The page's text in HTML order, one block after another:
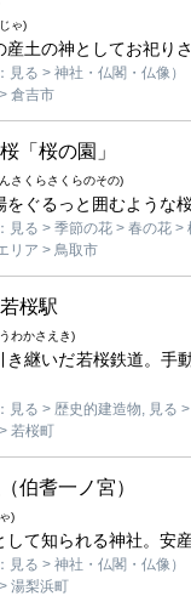
ゃ)
産土の神としてお祀り
見る > 神社・仏閣・仏像）
倉吉市
「桜の園」
さくらさくらのその)
をぐるっと囲むような
見る > 季節の花 > 春の花 >
リア > 鳥取市
桜駅
わかさえき)
き継いだ若桜鉄道。手
見る > 歴史的建造物, 見る
若桜町
伯耆一ノ宮）
)
して知られる神社。安
見る > 神社・仏閣・仏像）
湯梨浜町